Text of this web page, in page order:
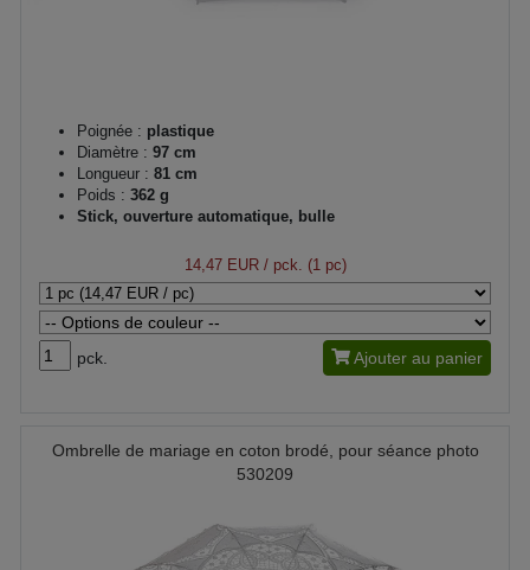
Poignée : plastique
Diamètre : 97 cm
Longueur : 81 cm
Poids : 362 g
Stick, ouverture automatique, bulle
14,47 EUR/ pck. (1 pc)
pck. Ajouter au panier
Ombrelle de mariage en coton brodé, pour séance photo
530209